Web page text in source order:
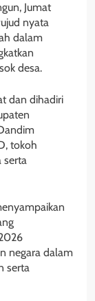
Jumat
nyata
dalam
desa.
dan dihadiri
tokoh
serta
negara dalam
serta